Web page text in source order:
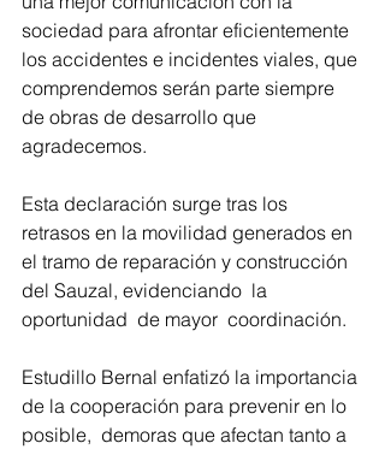
sociedad para afrontar eficientemente
los accidentes e incidentes viales, que
comprendemos serán parte siempre
de obras de desarrollo que
agradecemos.
Esta declaración surge tras los
retrasos en la movilidad generados en
el tramo de reparación y construcción
del Sauzal, evidenciando  la
oportunidad  de mayor  coordinación.
Estudillo Bernal enfatizó la importancia
de la cooperación para prevenir en lo
posible,  demoras que afectan tanto a